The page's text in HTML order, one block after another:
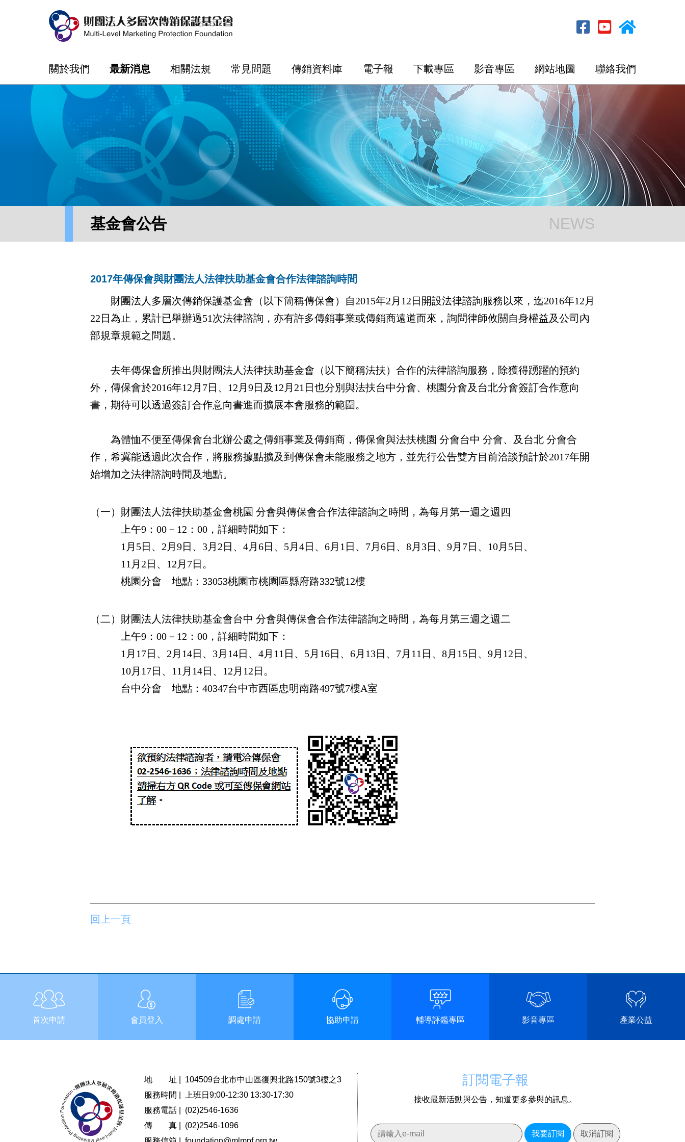
關於我們 最新消息 相關法規 常見問題 傳銷資料庫 電子報 下載專區 影音專區 網站地圖 聯絡我們
基金會公告
2017年傳保會與財團法人法律扶助基金會合作法律諮詢時間
財團法人多層次傳銷保護基金會（以下簡稱傳保會）自2015年2月12日開設法律諮詢服務以來，迄2016年12月
22日為止，累計已舉辦過51次法律諮詢，亦有許多傳銷事業或傳銷商遠道而來，詢問律師攸關自身權益及公司內
部規章規範之問題。
去年傳保會所推出與財團法人法律扶助基金會（以下簡稱法扶）合作的法律諮詢服務，除獲得踴躍的預約
外，傳保會於2016年12月7日、12月9日及12月21日也分別與法扶台中分會、桃園分會及台北分會簽訂合作意向
書，期待可以透過簽訂合作意向書進而擴展本會服務的範圍。
為體恤不便至傳保會台北辦公處之傳銷事業及傳銷商，傳保會與法扶桃園 分會台中 分會、及台北 分會合
作，希冀能透過此次合作，將服務據點擴及到傳保會未能服務之地方，並先行公告雙方目前洽談預計於2017年開
始增加之法律諮詢時間及地點。
（一）財團法人法律扶助基金會桃園 分會與傳保會合作法律諮詢之時間， 為每月第一週之週四
上午9：00－12：00，詳細時間如下：
1月5日、2月9日、3月2日、4月6日、5月4日、6月1日、7月6日、8月3日、9月7日、10月5日、
11月2日、12月7日。
桃園分會 地點：33053桃園市桃園區縣府路332號12樓
（二）財團法人法律扶助基金會台中 分會與傳保會合作法律諮詢之時間， 為每月第三週之週二
上午9：00－12：00，詳細時間如下：
1月17日、2月14日、3月14日、4月11日、5月16日、6月13日、7月11日、8月15日、9月12日、
10月17日、11月14日、12月12日。
台中分會 地點：40347台中市西區忠明南路497號7樓A室
回上一頁
首次申請 會員登入 調處申請 協助申請 輔導評鑑專區 影音專區 產業公益
地 址 |
104509台北市中山區復興北路150號3樓之3
服務時間 |
上班日9:00-12:30 13:30-17:30
服務電話 |
(02)2546-1636
傳 真 |
(02)2546-1096
訂閱電子報
接收最新活動與公告，知道更多參與的訊息。
我要訂閱 取消訂閱